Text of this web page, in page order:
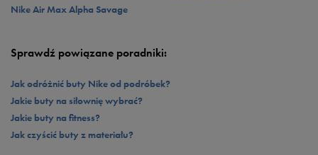
Nike Air Max Alpha Savage
Sprawdź powiązane poradniki:
Jak odróżnić buty Nike od podróbek?
Jakie buty na siłownię wybrać?
Jakie buty na fitness?
Jak czyścić buty z materiału?